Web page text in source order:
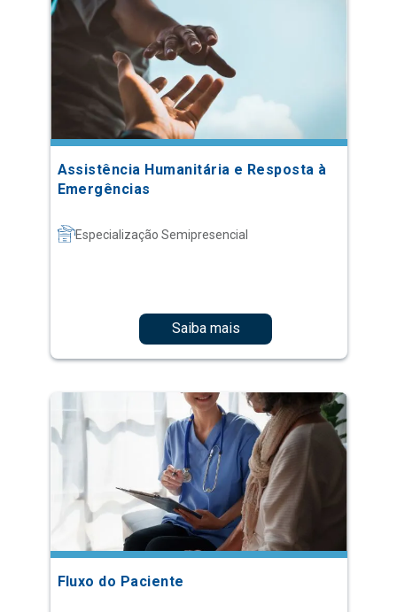
Assistência Humanitária e Resposta à
Emergências
Especialização Semipresencial
Saiba mais
Fluxo do Paciente